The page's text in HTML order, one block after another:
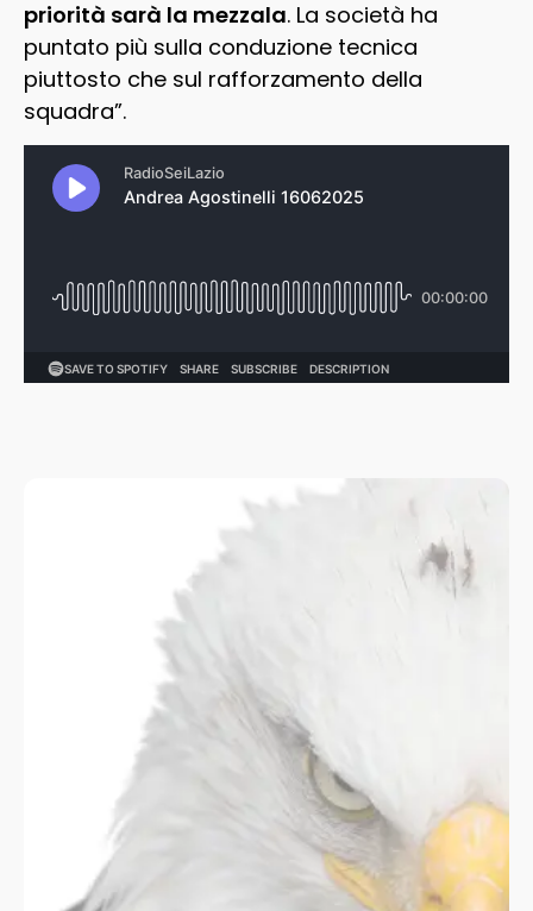
priorità sarà la mezzala. La società ha
puntato più sulla conduzione tecnica
piuttosto che sul rafforzamento della
squadra”.